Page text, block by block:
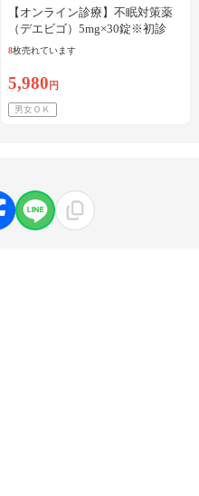
【オンライン診療】不眠対策薬
（デエビゴ）5mg×30錠※初診
料・送料込
8枚売れています
5,980 円
男女ＯＫ